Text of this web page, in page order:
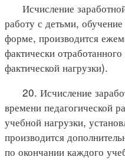
Исчисление
работу с детьми,
форме, производится
фактически
фактической нагрузки).
20. Исчисление
времени педагогической
учебной нагрузки,
производится
по окончании каждого